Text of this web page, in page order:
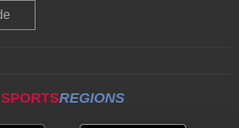
SPORTSREGIONS